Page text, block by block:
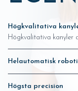
Högkvalitativa
Högkvalitativa kanyler
Helautomatisk
Helautomatisk
Högsta precision